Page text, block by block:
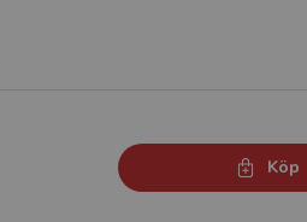
Köp